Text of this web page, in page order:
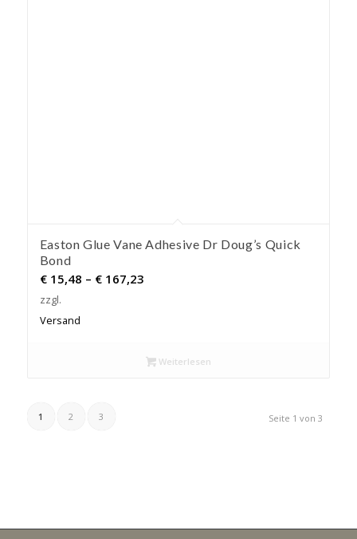
Easton Glue Vane Adhesive Dr Doug’s Quick
Bond
€15,48 – €167,23Preisspanne:
zzgl.
Versand
Weiterlesen
Seite 1 von 3
1 2 3